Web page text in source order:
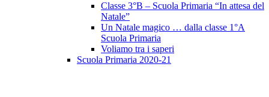
Classe 3°B – Scuola Primaria “In attesa del
Natale”
Un Natale magico … dalla classe 1°A
Scuola Primaria
Voliamo tra i saperi
Scuola Primaria 2020-21